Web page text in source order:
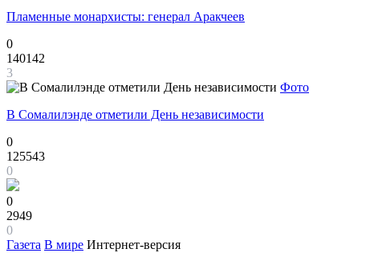
Пламенные монархисты: генерал Аракчеев
0
140142
3
Фото
В Сомалилэнде отметили День независимости
0
125543
0
0
2949
0
Газета В мире Интернет-версия